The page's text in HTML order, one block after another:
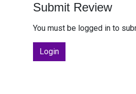
Submit Review
You must be logged in to
Login